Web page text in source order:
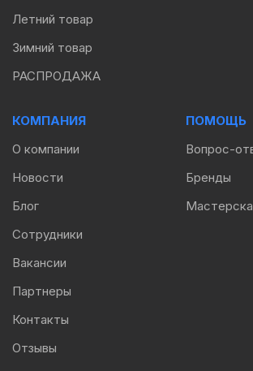
Летний товар
Зимний товар
РАСПРОДАЖА
КОМПАНИЯ
О компании
Новости
Блог
Сотрудники
Вакансии
Партнеры
Контакты
Отзывы
ПОМОЩЬ
Вопрос-
Бренды